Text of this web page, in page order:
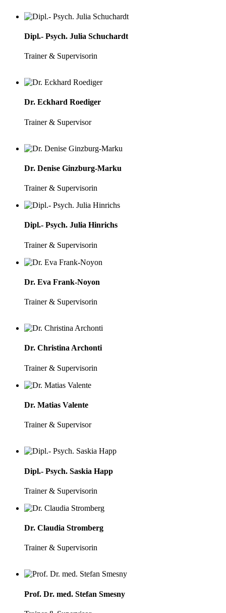
Dipl.- Psych. Julia Schuchardt
Trainer & Supervisorin
Dr. Eckhard Roediger
Trainer & Supervisor
Dr. Denise Ginzburg-Marku
Trainer & Supervisorin
Dipl.- Psych. Julia Hinrichs
Trainer & Supervisorin
Dr. Eva Frank-Noyon
Trainer & Supervisorin
Dr. Christina Archonti
Trainer & Supervisorin
Dr. Matias Valente
Trainer & Supervisor
Dipl.- Psych. Saskia Happ
Trainer & Supervisorin
Dr. Claudia Stromberg
Trainer & Supervisorin
Prof. Dr. med. Stefan Smesny